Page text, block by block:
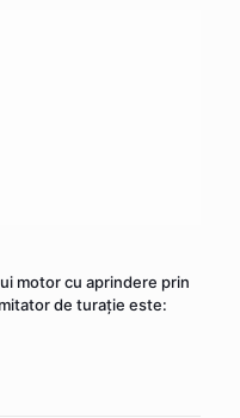
motor cu aprindere prin
de turație este: